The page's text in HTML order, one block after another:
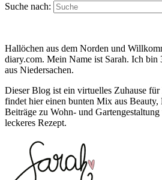
Suche nach:
Hallöchen aus dem Norden und
diary.com. Mein Name ist Sarah. Ich bin
aus Niedersachen.
Dieser Blog ist ein virtuelles Zuhause
findet hier einen bunten Mix aus
Beiträge zu Wohn- und
leckeres Rezept.